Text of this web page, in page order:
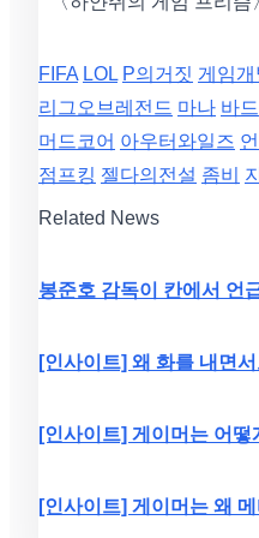
FIFA LOL P의거짓 게임
리그오브레전드 마나 바드
머드코어 아우터와일즈
점프킹 젤다의전설 좀비
Related News
봉준호 감독이 칸에서 언
[인사이트] 왜 화를 내면
[인사이트] 게이머는 어
[인사이트] 게이머는 왜